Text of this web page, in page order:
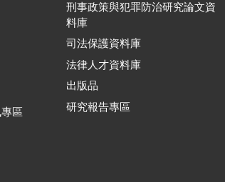
區
刑事政策與犯罪防治研究論文資
料庫
司法保護資料庫
法律人才資料庫
出版品
研究報告專區